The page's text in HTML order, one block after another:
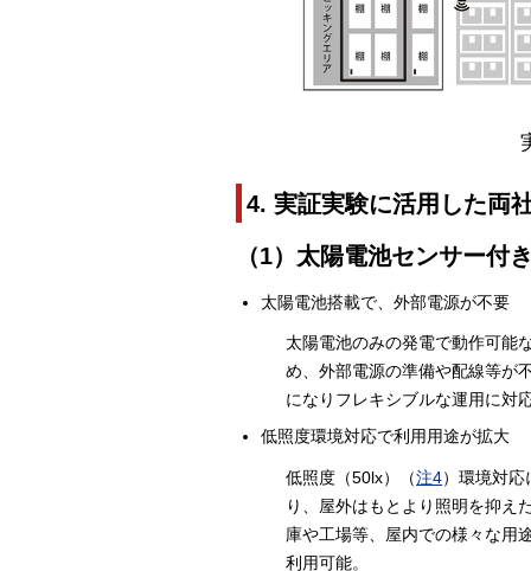
4. 実証実験に活用した両
（1）太陽電池センサー付
太陽電池搭載で、外部電源が不要
太陽電池のみの発電で動作可能
め、外部電源の準備や配線等が
になりフレキシブルな運用に対
低照度環境対応で利用用途が拡大
低照度（50lx）（注4）環境対応
り、屋外はもとより照明を抑え
庫や工場等、屋内での様々な用
利用可能。